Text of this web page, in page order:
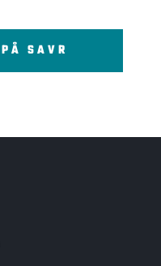
SAVR